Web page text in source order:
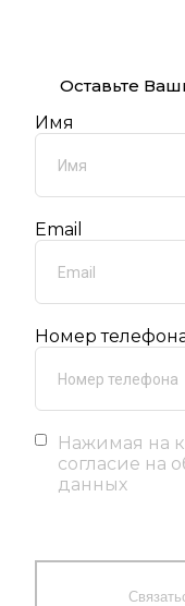
Оставьте
Имя
Email
Номер
Нажимая на
согласие на
данных